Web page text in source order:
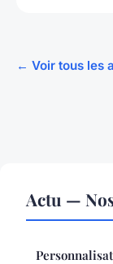
← Voir tous les
Actu —